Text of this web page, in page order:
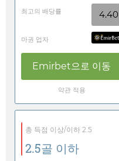
최고의 배당률 4.40
마권 업자
Emirbet으로 이동
약관 적용
총 득점 이상/이하 2.5
2.5골 이하